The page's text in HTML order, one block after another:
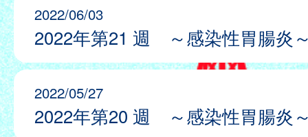
2022/06/03
2022年第21 週 ～感染性胃腸炎
2022/05/27
2022年第20 週 ～感染性胃腸炎